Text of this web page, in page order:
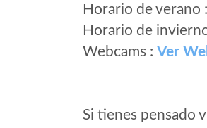
Horario de verano
Horario de
Webcams : Ver
Si tienes pensado